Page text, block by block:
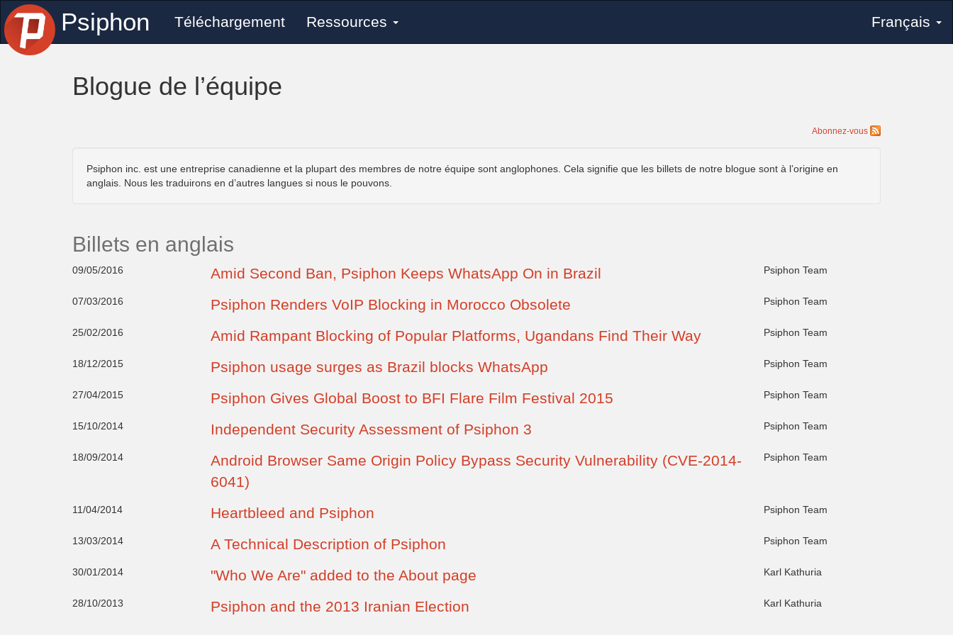
Psiphon Téléchargement Ressources Français
Blogue de l’équipe
Abonnez-vous
Psiphon inc. est une entreprise canadienne et la plupart des membres de notre équipe sont anglophones. Cela signifie que les billets de notre blogue sont à l’origine en
anglais. Nous les traduirons en d’autres langues si nous le pouvons.
Billets en anglais
09/05/2016 Amid Second Ban, Psiphon Keeps WhatsApp On in Brazil Psiphon Team
07/03/2016 Psiphon Renders VoIP Blocking in Morocco Obsolete Psiphon Team
25/02/2016 Amid Rampant Blocking of Popular Platforms, Ugandans Find Their Way Psiphon Team
18/12/2015 Psiphon usage surges as Brazil blocks WhatsApp Psiphon Team
27/04/2015 Psiphon Gives Global Boost to BFI Flare Film Festival 2015 Psiphon Team
15/10/2014 Independent Security Assessment of Psiphon 3 Psiphon Team
18/09/2014
Android Browser Same Origin Policy Bypass Security Vulnerability (CVE-2014-
6041)
Psiphon Team
11/04/2014 Heartbleed and Psiphon Psiphon Team
13/03/2014 A Technical Description of Psiphon Psiphon Team
30/01/2014 "Who We Are" added to the About page Karl Kathuria
28/10/2013 Psiphon and the 2013 Iranian Election Karl Kathuria